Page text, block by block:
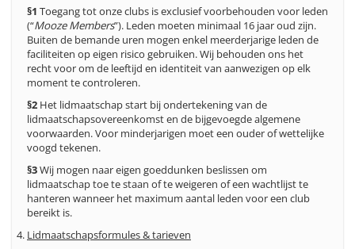
§1 Toegang tot onze clubs is exclusief voorbehouden voor leden
(“Mooze Members”). Leden moeten minimaal 16 jaar oud zijn.
Buiten de bemande uren mogen enkel meerderjarige leden de
faciliteiten op eigen risico gebruiken. Wij behouden ons het
recht voor om de leeftijd en identiteit van aanwezigen op elk
moment te controleren.
§2 Het lidmaatschap start bij ondertekening van de
lidmaatschapsovereenkomst en de bijgevoegde algemene
voorwaarden. Voor minderjarigen moet een ouder of wettelijke
voogd tekenen.
§3Wij mogen naar eigen goeddunken beslissen om
lidmaatschap toe te staan of te weigeren of een wachtlijst te
hanteren wanneer het maximum aantal leden voor een club
bereikt is.
Lidmaatschapsformules & tarieven